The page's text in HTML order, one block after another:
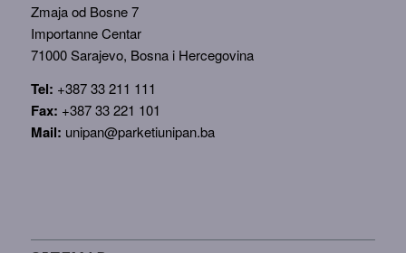
Zmaja od Bosne 7
Importanne Centar
71000 Sarajevo, Bosna i Hercegovina
Tel: +387 33 211 111
Fax: +387 33 221 101
Mail: unipan@parketiunipan.ba